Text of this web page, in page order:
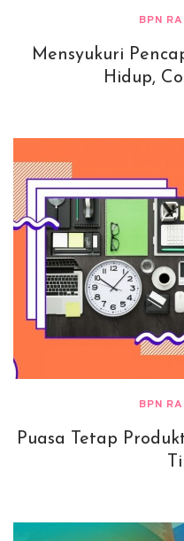
BPN
Mensyukuri
Hidup,
BPN
Puasa Tetap